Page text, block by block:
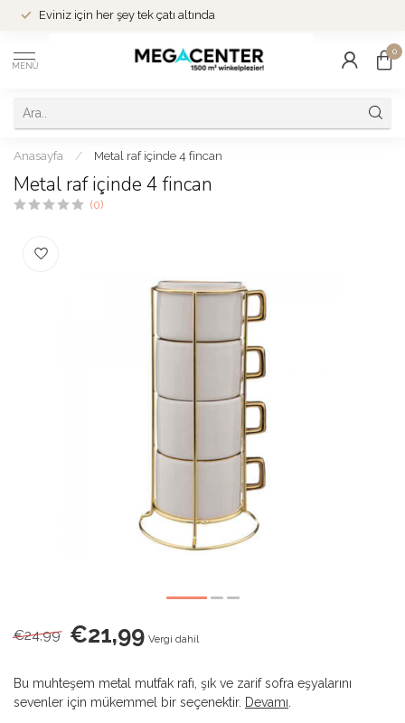
Eviniz için her şey tek çatı altında
MENÜ
0
Anasayfa / Metal raf içinde 4 fincan
Metal raf içinde 4 fincan
(0)
€24,99 €21,99 Vergi dahil
Bu muhteşem metal mutfak rafı, şık ve zarif sofra eşyalarını
sevenler için mükemmel bir seçenektir. Devamı